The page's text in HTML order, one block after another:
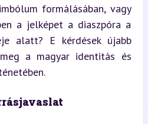
formálásában, vagy
a jelképet a diaszpóra a
alatt? E kérdések újabb
a magyar identitás és